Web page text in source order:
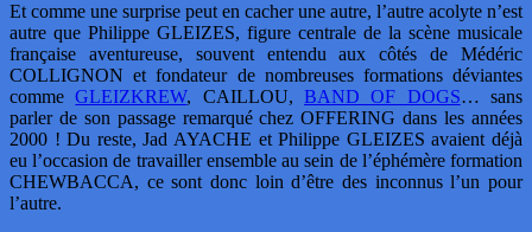
Et comme une surprise peut en cacher une autre, l’autre acolyte n’est
autre que Philippe GLEIZES, figure centrale de la scène musicale
française aventureuse, souvent entendu aux côtés de Médéric
COLLIGNON et fondateur de nombreuses formations déviantes
commeGLEIZKREW, CAILLOU,BAND OF DOGS… sans
parler de son passage remarqué chez OFFERING dans les années
2000 ! Du reste, Jad AYACHE et Philippe GLEIZES avaient déjà
eu l’occasion de travailler ensemble au sein de l’éphémère formation
CHEWBACCA, ce sont donc loin d’être des inconnus l’un pour
l’autre.